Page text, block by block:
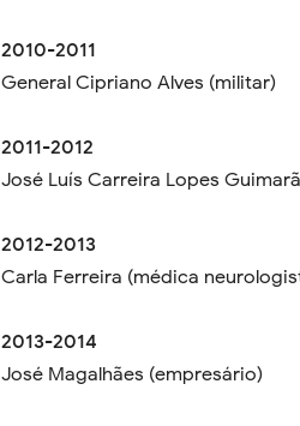
2010-2011
General Cipriano Alves (militar)
2011-2012
José Luís Carreira Lopes
2012-2013
Carla Ferreira (médica
2013-2014
José Magalhães (empresário)